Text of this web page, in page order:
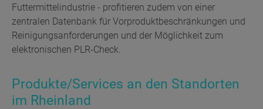
Futtermittelindustrie - profitieren zudem von einer
zentralen Datenbank für Vorproduktbeschränkungen und
Reinigungsanforderungen und der Möglichkeit zum
elektronischen PLR-Check.
Produkte/Services an den Standorten
im Rheinland